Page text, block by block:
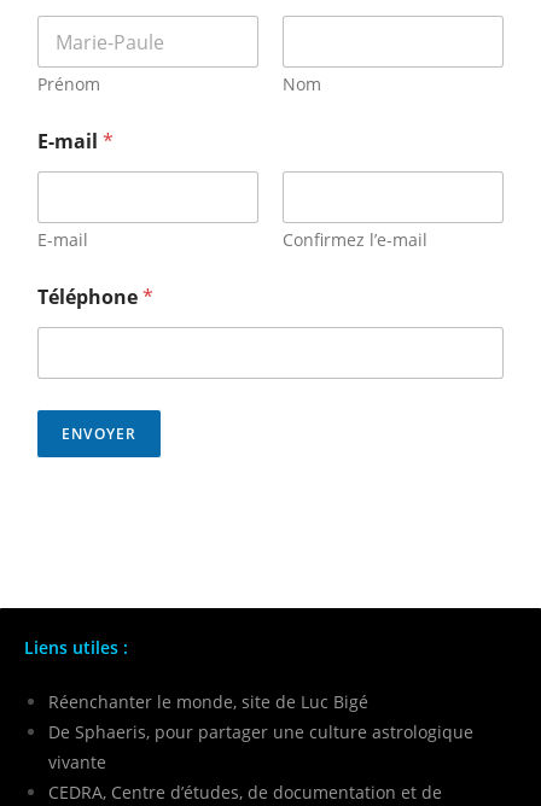
Prénom Nom
E-mail *
E-mail Confirmez l’e-mail
Téléphone*
ENVOYER
Liens utiles :
Réenchanter le monde, site de Luc Bigé
De Sphaeris, pour partager une culture astrologique
vivante
CEDRA, Centre d’études, de documentation et de